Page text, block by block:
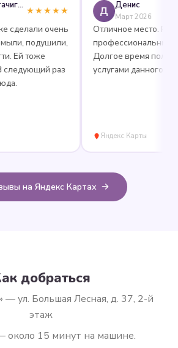
Ирина Катачигова ★★★★★
очень
подушили,
тоже
раз
Денис
Март 2026
Отличное место.
профессиональный
Долгое время
услугами данного
Яндекс Карты
на Яндекс Картах
добраться
— ул. Большая Лесная, д. 37, 2-й
этаж
около 15 минут на машине.